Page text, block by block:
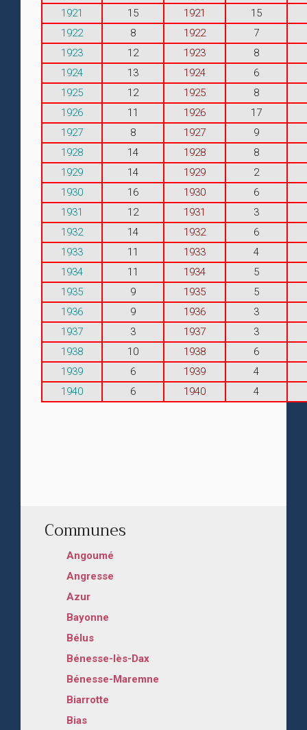
Communes
Angoumé
Angresse
Azur
Bayonne
Bélus
Bénesse-lès-Dax
Bénesse-Maremne
Biarrotte
Bias
1921
15 1921
15
1922
8 1922
7
1923
12 1923
8
1924
13 1924
6
1925
12 1925
8
1926
11 1926
17
1927
8 1927
9
1928
14 1928
8
1929
14 1929
2
1930
16 1930
6
1931
12 1931
3
1932
14 1932
6
1933
11 1933
4
1934
11 1934
5
1935
9 1935
5
1936
9 1936
3
1937
3 1937
3
1938
10 1938
6
1939
6 1939
4
1940
6 1940 4